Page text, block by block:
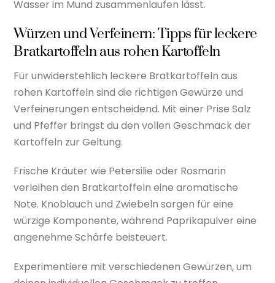
Wasser im Mund zusammenlaufen lässt.
Würzen und Verfeinern: Tipps für leckere
Bratkartoffeln aus rohen Kartoffeln
Für unwiderstehlich leckere Bratkartoffeln aus
rohen Kartoffeln sind die richtigen Gewürze und
Verfeinerungen entscheidend. Mit einer Prise Salz
und Pfeffer bringst du den vollen Geschmack der
Kartoffeln zur Geltung.
Frische Kräuter wie Petersilie oder Rosmarin
verleihen den Bratkartoffeln eine aromatische
Note. Knoblauch und Zwiebeln sorgen für eine
würzige Komponente, während Paprikapulver eine
angenehme Schärfe beisteuert.
Experimentiere mit verschiedenen Gewürzen, um